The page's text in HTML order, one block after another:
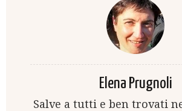
Elena Prugnoli
Salve a tutti e ben trovati